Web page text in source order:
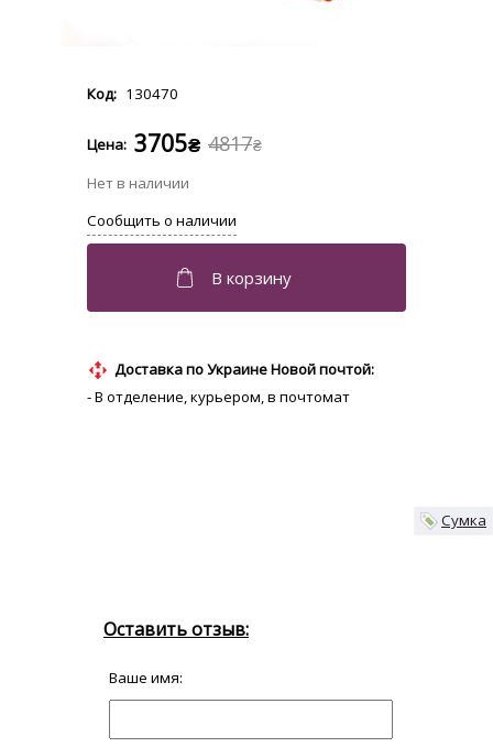
130470
4817₴
3705₴
Доставка по Украине Новой почтой:
- В отделение, курьером, в почтомат
Сумка